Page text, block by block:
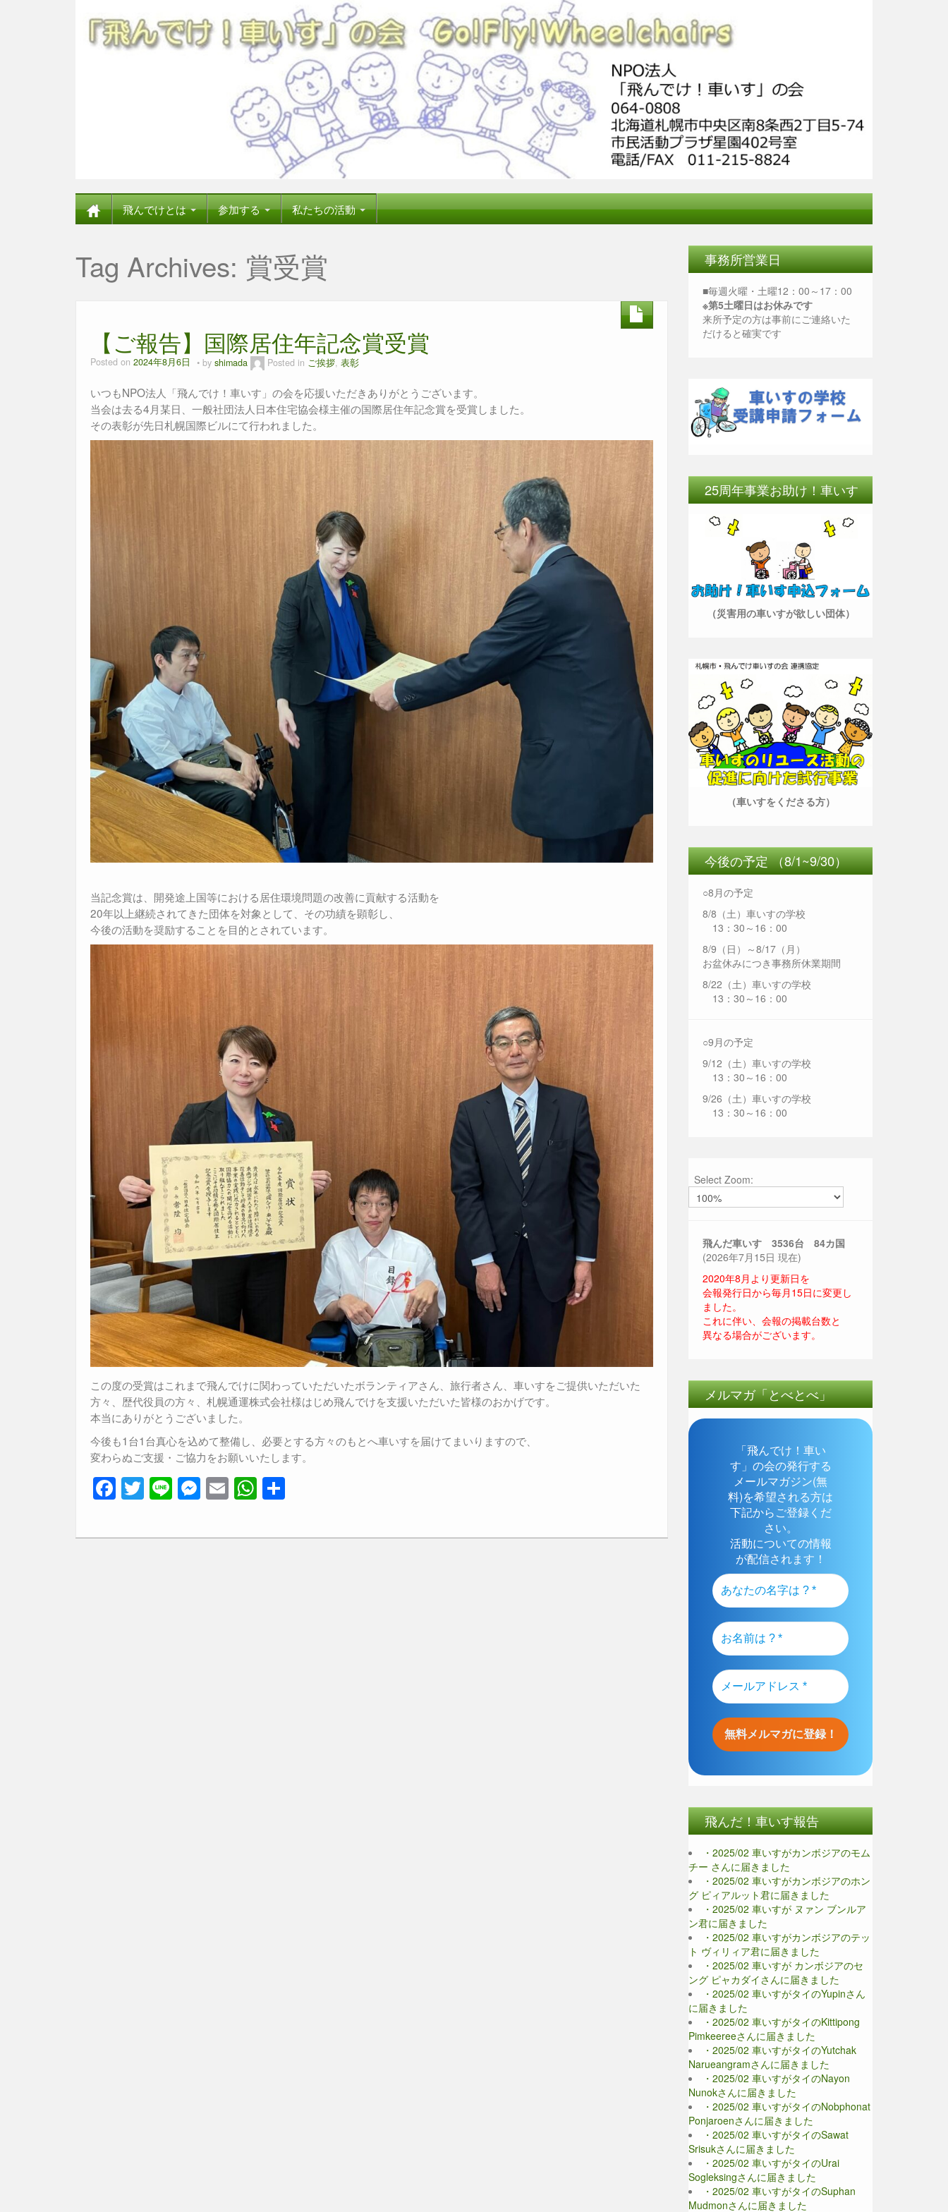
飛んでけとは 参加する 私たちの活動
Tag Archives: 賞受賞
【ご報告】国際居住年記念賞受賞
Posted on 2024年8月6日 by shimada Posted in ご挨拶, 表彰
いつもNPO法人「飛んでけ！車いす」の会を応援いただきありがとうございます。
当会は去る4月某日、一般社団法人日本住宅協会様主催の国際居住年記念賞を受賞しました。
その表彰が先日札幌国際ビルにて行われました。
当記念賞は、開発途上国等における居住環境問題の改善に貢献する活動を
20年以上継続されてきた団体を対象として、その功績を顕彰し、
今後の活動を奨励することを目的とされています。
この度の受賞はこれまで飛んでけに関わっていただいたボランティアさん、旅行者さん、車いすをご提供いただいた
方々、歴代役員の方々、札幌通運株式会社様はじめ飛んでけを支援いただいた皆様のおかげです。
本当にありがとうございました。
今後も1台1台真心を込めて整備し、必要とする方々のもとへ車いすを届けてまいりますので、
変わらぬご支援・ご協力をお願いいたします。
F
a
c
T
wi
tt
Li
n
e
M
e
ss
E
m
ail
W
h
at
事務所営業日
■毎週火曜・土曜12：00～17：00
※第5土曜日はお休みです
来所予定の方は事前にご連絡いた
だけると確実です
25周年事業お助け！車いす
（災害用の車いすが欲しい団体）
（車いすをくださる方）
今後の予定 （8/1~9/30）
○8月の予定
8/8（土）車いすの学校
13：30～16：00
8/9（日）～8/17（月）
お盆休みにつき事務所休業期間
8/22（土）車いすの学校
13：30～16：00
○9月の予定
9/12（土）車いすの学校
13：30～16：00
9/26（土）車いすの学校
13：30～16：00
Select Zoom:
飛んだ車いす 3536台 84カ国
(2026年7月15日 現在)
2020年8月より更新日を
会報発行日から毎月15日に変更し
ました。
これに伴い、会報の掲載台数と
異なる場合がございます。
メルマガ「とべとべ」
「飛んでけ！車い
す」の会の発行する
メールマガジン(無
料)を希望される方は
下記からご登録くだ
さい。
活動についての情報
が配信されます！
飛んだ！車いす報告
・2025/02 車いすがカンボジアのモム
チー さんに届きました
・2025/02 車いすがカンボジアのホン
グ ピィアルット君に届きました
・2025/02 車いすが ヌァン ブンルア
ン君に届きました
・2025/02 車いすがカンボジアのテッ
ト ヴィリィア君に届きました
・2025/02 車いすが カンボジアのセ
ング ピャカダイさんに届きました
・2025/02 車いすがタイのYupinさん
に届きました
・2025/02 車いすがタイのKittipong
Pimkeereeさんに届きました
・2025/02 車いすがタイのYutchak
Narueangramさんに届きました
・2025/02 車いすがタイのNayon
Nunokさんに届きました
・2025/02 車いすがタイのNobphonat
Ponjaroenさんに届きました
・2025/02 車いすがタイのSawat
Srisukさんに届きました
・2025/02 車いすがタイのUrai
Sogleksingさんに届きました
・2025/02 車いすがタイのSuphan
Mudmonさんに届きました